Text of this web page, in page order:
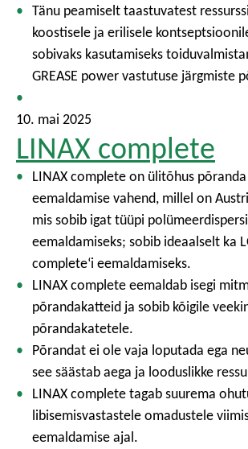
Tänu peamiselt taastuvatest
koostisele ja erilisele
sobivaks kasutamiseks
GREASE power vastutuse järgmiste
10. mai 2025
LINAX complete
LINAX complete on ülitõhus
eemaldamise vahend, millel on
mis sobib igat tüüpi
eemaldamiseks; sobib ideaalselt ka
complete‘i eemaldamiseks.
LINAX complete eemaldab isegi
põrandakatteid ja sobib kõigile
põrandakatetele.
Põrandat ei ole vaja loputada ega
see säästab aega ja looduslikke
LINAX complete tagab suurema
libisemisvastastele omadustele
eemaldamise ajal.